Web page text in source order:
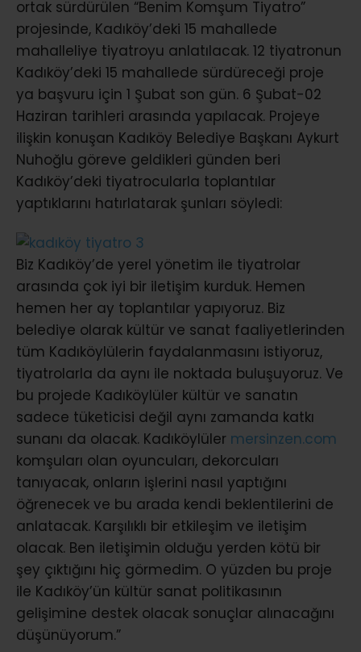
ortak sürdürülen “Benim Komşum Tiyatro”
projesinde, Kadıköy’deki 15 mahallede
mahalleliye tiyatroyu anlatılacak. 12 tiyatronun
Kadıköy’deki 15 mahallede sürdüreceği proje
ya başvuru için 1 Şubat son gün. 6 Şubat-02
Haziran tarihleri arasında yapılacak. Projeye
ilişkin konuşan Kadıköy Belediye Başkanı Aykurt
Nuhoğlu göreve geldikleri günden beri
Kadıköy’deki tiyatrocularla toplantılar
yaptıklarını hatırlatarak şunları söyledi:
Biz Kadıköy’de yerel yönetim ile tiyatrolar
arasında çok iyi bir iletişim kurduk. Hemen
hemen her ay toplantılar yapıyoruz. Biz
belediye olarak kültür ve sanat faaliyetlerinden
tüm Kadıköylülerin faydalanmasını istiyoruz,
tiyatrolarla da aynı ile noktada buluşuyoruz. Ve
bu projede Kadıköylüler kültür ve sanatın
sadece tüketicisi değil aynı zamanda katkı
sunanı da olacak. Kadıköylüler mersinzen.com
komşuları olan oyuncuları, dekorcuları
tanıyacak, onların işlerini nasıl yaptığını
öğrenecek ve bu arada kendi beklentilerini de
anlatacak. Karşılıklı bir etkileşim ve iletişim
olacak. Ben iletişimin olduğu yerden kötü bir
şey çıktığını hiç görmedim. O yüzden bu proje
ile Kadıköy’ün kültür sanat politikasının
gelişimine destek olacak sonuçlar alınacağını
düşünüyorum.”